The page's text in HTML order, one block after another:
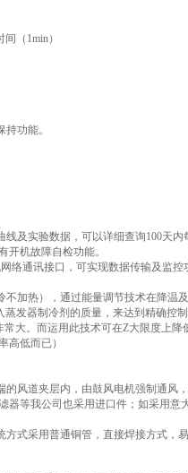
（1min）
功能。
及实验数据，可以详细查询100天
开机故障自检功能。
络通讯接口，可实现数据传输及监
加热），通过能量调节技术在降温
发器制冷剂的质量，来达到精确控
大。而运用此技术可在Z大限度上
高低而已）
风道夹层内，由鼓风电机强制通风，
器等我公司也采用进口件；如采用
式采用普通铜管，直接焊接方式，